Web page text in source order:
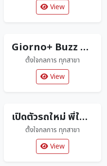
View
Giorno+ Buzz Lightyear Limited Edition แค่ 2000 คันเท่านั้น
ตั้งใจกลการ ทุกสาขา
View
เปิดตัวรถใหม่ พี่ใหญ่ 160 cc
ตั้งใจกลการ ทุกสาขา
View